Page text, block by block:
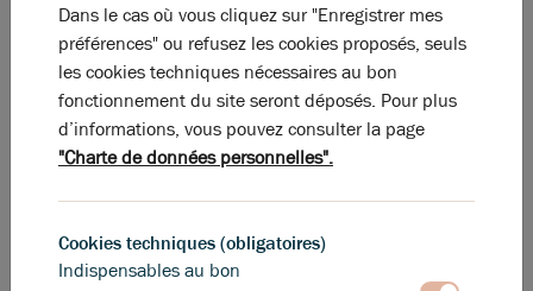
La perle rare pour votreprojet immobilier
Ces offres peuvent vous intéresser !
Dans le cas où vous cliquez sur "Enregistrer mes
préférences" ou refusez les cookies proposés, seuls
les cookies techniques nécessaires au bon
fonctionnement du site seront déposés. Pour plus
d’informations, vous pouvez consulter la page
"Charte de données personnelles".
Cookies techniques (obligatoires)
Indispensables au bon